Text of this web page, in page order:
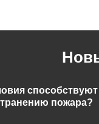
способствуют
пожара?